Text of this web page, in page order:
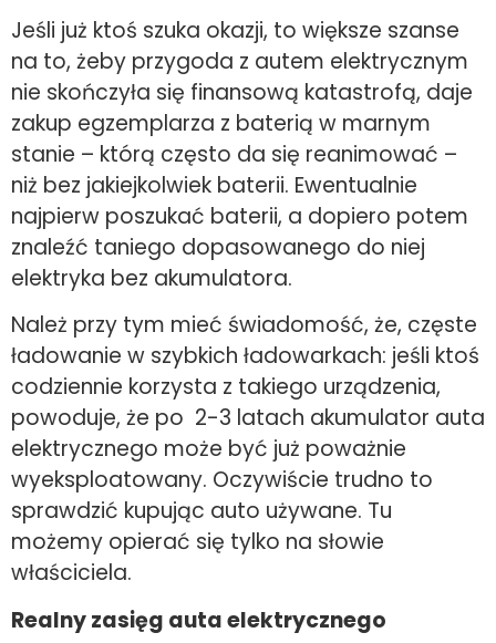
Jeśli już ktoś szuka okazji, to większe szanse
na to, żeby przygoda z autem elektrycznym
nie skończyła się finansową katastrofą, daje
zakup egzemplarza z baterią w marnym
stanie – którą często da się reanimować –
niż bez jakiejkolwiek baterii. Ewentualnie
najpierw poszukać baterii, a dopiero potem
znaleźć taniego dopasowanego do niej
elektryka bez akumulatora.
Należ przy tym mieć świadomość, że, częste
ładowanie w szybkich ładowarkach: jeśli ktoś
codziennie korzysta z takiego urządzenia,
powoduje, że po 2-3 latach akumulator auta
elektrycznego może być już poważnie
wyeksploatowany. Oczywiście trudno to
sprawdzić kupując auto używane. Tu
możemy opierać się tylko na słowie
właściciela.
Realny zasięg auta elektrycznego